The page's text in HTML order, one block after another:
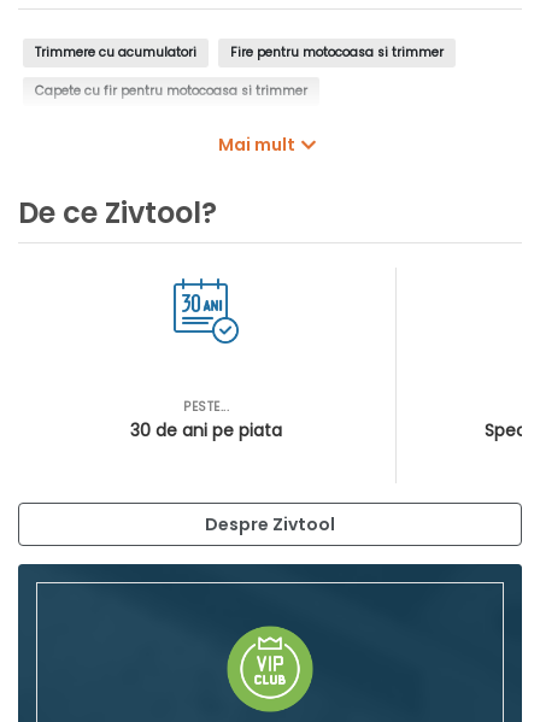
Trimmere cu acumulatori Fire pentru motocoasa si trimmer
Capete cu fir pentru motocoasa si trimmer
Mai mult
De ce Zivtool?
PESTE...
30 de ani pe piata
Despre Zivtool